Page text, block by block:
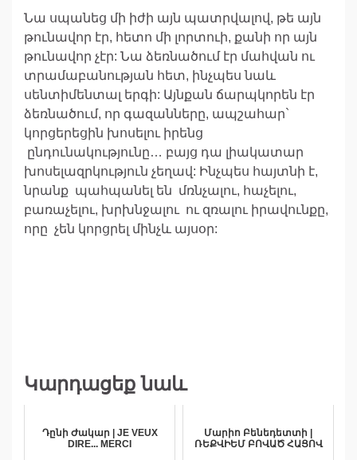
Նա սպանեց մի իժի այն պատրվալով, թե այն
թունավոր էր, հետո մի լորտուի, քանի որ այն
թունավոր չէր: Նա ձեռնածում էր մահվան ու
տրամաբանության հետ, ինչպես նաև
սենտիմենտալ երգի: Այնքան ճարպկորեն էր
ձեռնածում, որ գազանները, ապշահար`
կորցերեցին խոսելու իրենց
ընդունակությունը… բայց դա լիակատար
խոսելազրկություն չեղավ: Ինչպես հայտնի է,
նրանք պահպանել են մռնչալու, հաչելու,
բառաչելու, խրխնջալու ու զռալու իրավունքը,
որը չեն կորցրել մինչև այսօր:
Կարդացեք նաև
Դընի Ժակար | JE VEUX
DIRE... MERCI
Մարիո Բենեդետտի |
ՌԵՔՎԻԵՄ ԲՈՎԱԾ ՀԱՑՈՎ